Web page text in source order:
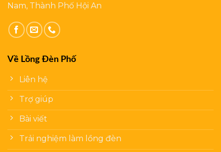
Nam, Thành Phố Hội An
Về Lồng Đèn Phố
Liên hệ
Trợ giúp
Bài viết
Trải nghiệm làm lồng đèn